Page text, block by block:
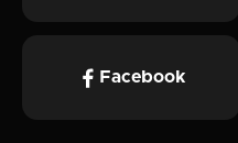
Facebook